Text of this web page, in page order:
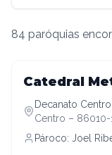
84 paróquias
Decanato Centro
Catedral
Decanato Centro
Centro –
Pároco: Joel